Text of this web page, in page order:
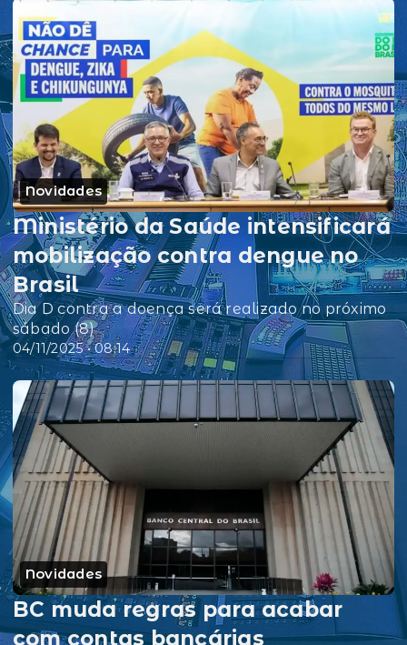
Novidades
04/11/2025 • 08:14
Ministério da Saúde intensificará
mobilização contra dengue no
Brasil
Dia D contra a doença será realizado no próximo
sábado (8)
Novidades
BC muda regras para acabar
com contas bancárias